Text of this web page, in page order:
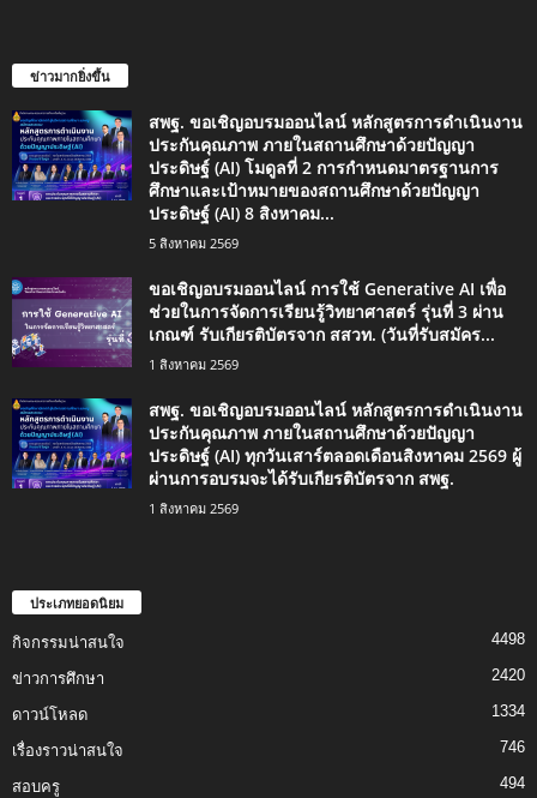
ข่าวมากยิ่งขึ้น
สพฐ. ขอเชิญอบรมออนไลน์ หลักสูตรการดำเนินงาน
ประกันคุณภาพ ภายในสถานศึกษาด้วยปัญญา
ประดิษฐ์ (AI) โมดูลที่ 2 การกำหนดมาตรฐานการ
ศึกษาและเป้าหมายของสถานศึกษาด้วยปัญญา
ประดิษฐ์ (AI) 8 สิงหาคม...
5 สิงหาคม 2569
ขอเชิญอบรมออนไลน์ การใช้ Generative AI เพื่อ
ช่วยในการจัดการเรียนรู้วิทยาศาสตร์ รุ่นที่ 3 ผ่าน
เกณฑ์ รับเกียรติบัตรจาก สสวท. (วันที่รับสมัคร...
1 สิงหาคม 2569
สพฐ. ขอเชิญอบรมออนไลน์ หลักสูตรการดำเนินงาน
ประกันคุณภาพ ภายในสถานศึกษาด้วยปัญญา
ประดิษฐ์ (AI) ทุกวันเสาร์ตลอดเดือนสิงหาคม 2569 ผู้
ผ่านการอบรมจะได้รับเกียรติบัตรจาก สพฐ.
1 สิงหาคม 2569
ประเภทยอดนิยม
กิจกรรมน่าสนใจ 4498
ข่าวการศึกษา 2420
ดาวน์โหลด 1334
เรื่องราวน่าสนใจ 746
สอบครู 494